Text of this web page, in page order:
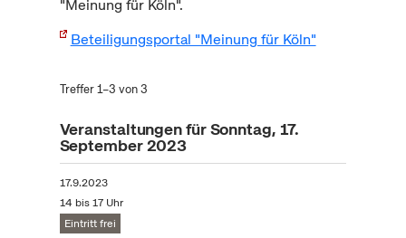
"Meinung für Köln".
Beteiligungsportal "Meinung für Köln"
Treffer 1–3 von 3
Veranstaltungen für Sonntag, 17.
September 2023
17.9.2023
14 bis 17 Uhr
Eintritt frei